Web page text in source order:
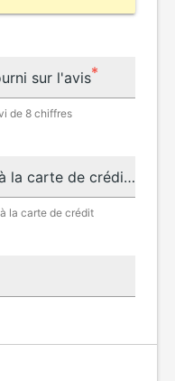
sur l'avis
de 8 chiffres
Code postal associé à la carte de crédit
la carte de crédit